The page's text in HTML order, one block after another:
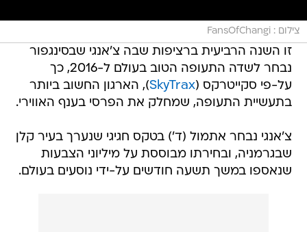
צילום : FansOfChangi
זו השנה הרביעית ברציפות שבה צ'אנגי שבסינגפור
נבחר לשדה התעופה הטוב בעולם ל-2016, כך
על-פי סקייטרקס (SkyTrax), הארגון החשוב ביותר
בתעשיית התעופה, שמחלק את הפרסי בענף האווירי.
צ'אנגי נבחר אתמול (ד') בטקס חגיגי שנערך בעיר קלן
שבגרמניה, ובחירתו מבוססת על מיליוני הצבעות
שנאספו במשך תשעה חודשים על-ידי נוסעים בעולם.